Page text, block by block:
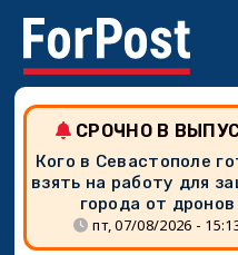
СРОЧНО В
Кого в Севастополе
взять на работу для
города от дронов
пт, 07/08/2026 -